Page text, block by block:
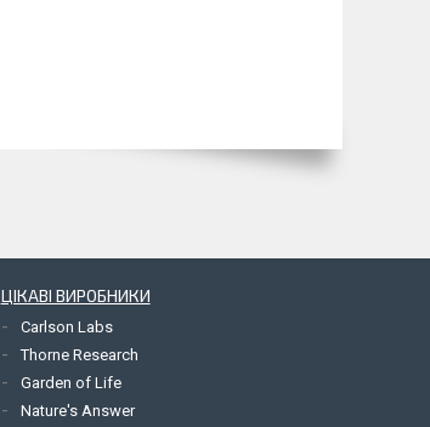
ЦІКАВІ ВИРОБНИКИ
Carlson Labs
Thorne Research
Garden of Life
Nature's Answer